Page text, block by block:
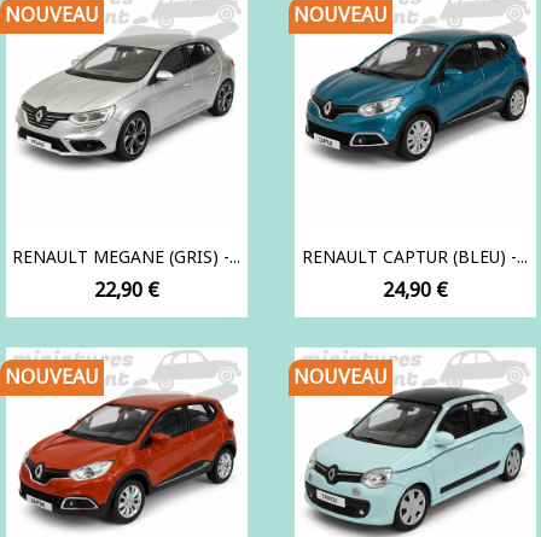
RENAULT MEGANE (GRIS) -...
Prix
22,90 €
NOUVEAU
RENAULT CAPTUR (BLEU) -...
Prix
24,90 €
NOUVEAU
NOUVEAU NOUVEAU